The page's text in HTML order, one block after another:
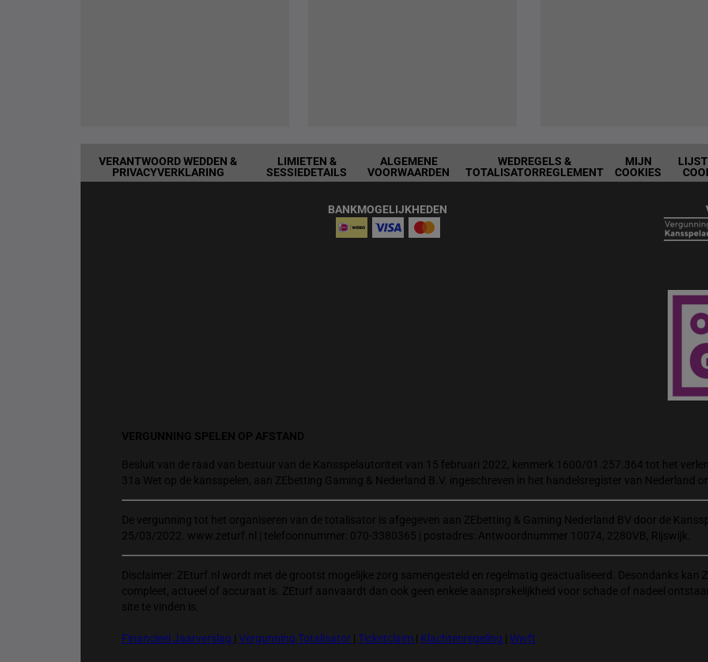
VERANTWOORD WEDDEN &
PRIVACYVERKLARING
LIMIETEN &
SESSIEDETAILS
ALGEMENE
VOORWAARDEN
WEDREGELS &
TOTALISATORREGLEMENT
MIJN
COOKIES
BANKMOGELIJKHEDEN
VERGUNNING SPELEN OP AFSTAND
Besluit van de raad van bestuur van de Kansspelautoriteit van 15 februari 2022, kenmerk 1600/01.257.364 tot het
31a Wet op de kansspelen, aan ZEbetting Gaming & Nederland B.V. ingeschreven in het handelsregister van Nederland
De vergunning tot het organiseren van de totalisator is afgegeven aan ZEbetting & Gaming Nederland BV door de
25/03/2022. www.zeturf.nl | telefoonnummer: 070-3380365 | postadres: Antwoordnummer 10074, 2280VB, Rijswijk.
Disclaimer: ZEturf.nl wordt met de grootst mogelijke zorg samengesteld en regelmatig geactualiseerd. Desondanks kan
compleet, actueel of accuraat is. ZEturf aanvaardt dan ook geen enkele aansprakelijkheid voor schade of nadeel
site te vinden is.
Financieel Jaarverslag Vergunning Totalisator Ticketclaim Klachtenregeling Wwft